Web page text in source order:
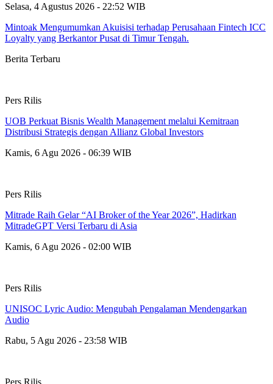
Selasa, 4 Agustus 2026 - 22:52 WIB
Mintoak Mengumumkan Akuisisi terhadap Perusahaan Fintech ICC
Loyalty yang Berkantor Pusat di Timur Tengah.
Berita Terbaru
Pers Rilis
UOB Perkuat Bisnis Wealth Management melalui Kemitraan
Distribusi Strategis dengan Allianz Global Investors
Kamis, 6 Agu 2026 - 06:39 WIB
Pers Rilis
Mitrade Raih Gelar “AI Broker of the Year 2026”, Hadirkan
MitradeGPT Versi Terbaru di Asia
Kamis, 6 Agu 2026 - 02:00 WIB
Pers Rilis
UNISOC Lyric Audio: Mengubah Pengalaman Mendengarkan
Audio
Rabu, 5 Agu 2026 - 23:58 WIB
Pers Rilis